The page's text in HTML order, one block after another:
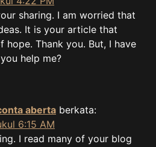
sharing. I am worried that
It is your article that
hope. Thank you. But, I have
help me?
aberta berkata:
6:15 AM
I read many of your blog